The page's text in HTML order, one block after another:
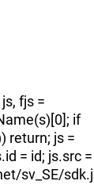
fjs =
if
return; js =
= id; js.src =
sv_SE/